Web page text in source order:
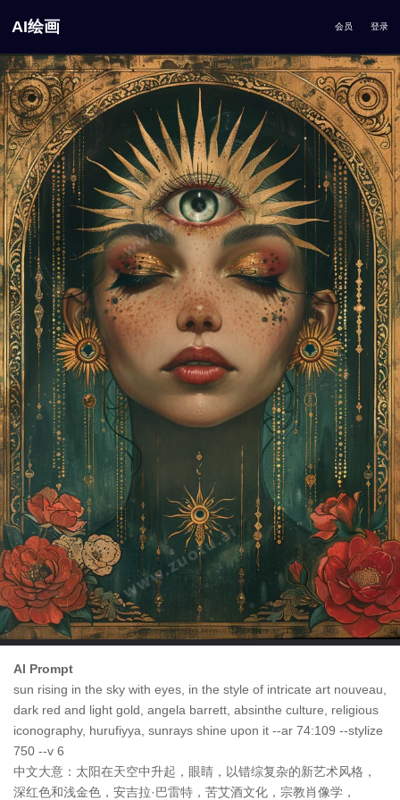
AI绘画 会员 登录
AI Prompt
sun rising in the sky with eyes, in the style of intricate art nouveau,
dark red and light gold, angela barrett, absinthe culture, religious
iconography, hurufiyya, sunrays shine upon it --ar 74:109 --stylize
750 --v 6
中文大意：太阳在天空中升起，眼睛，以错综复杂的新艺术风格，
深红色和浅金色，安吉拉·巴雷特，苦艾酒文化，宗教肖像学，